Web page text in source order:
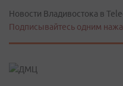
Новости Владивостока в
Подписывайтесь одним